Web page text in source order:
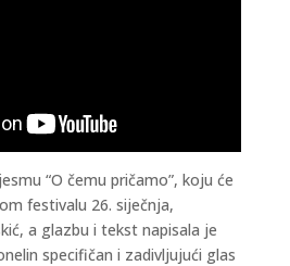
“O čemu pričamo”, koju će
festivalu 26. siječnja,
a glazbu i tekst napisala je
specifičan i zadivljujući glas